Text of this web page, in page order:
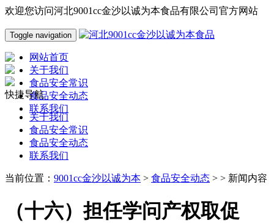
欢迎您访问河北9001cc金沙以诚为本食品有限公司官方网站
Toggle navigation
网站首页
关于我们
食品安全常识
食品安全动态
联系我们
快捷导航
关于我们
食品安全常识
食品安全动态
联系我们
当前位置： 9001cc金沙以诚为本 > 食品安全动态 > > 新闻内容
（十六）担任学问产权取促